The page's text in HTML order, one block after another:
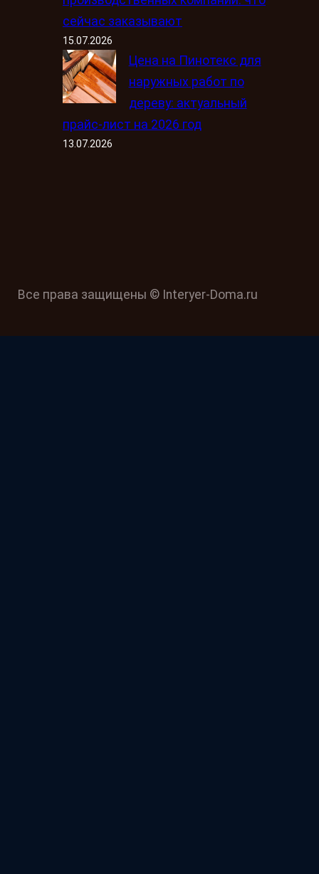
сейчас заказывают
15.07.2026
Цена на Пинотекс для
наружных работ по
дереву: актуальный
прайс-лист на 2026 год
13.07.2026
Все права защищены © Interyer-Doma.ru